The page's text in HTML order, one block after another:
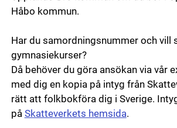
Håbo kommun.
Har du samordningsnummer och vill
gymnasiekurser?
Då behöver du göra ansökan via vår
med dig en kopia på intyg från
rätt att folkbokföra dig i Sverige.
på Skatteverkets hemsida.